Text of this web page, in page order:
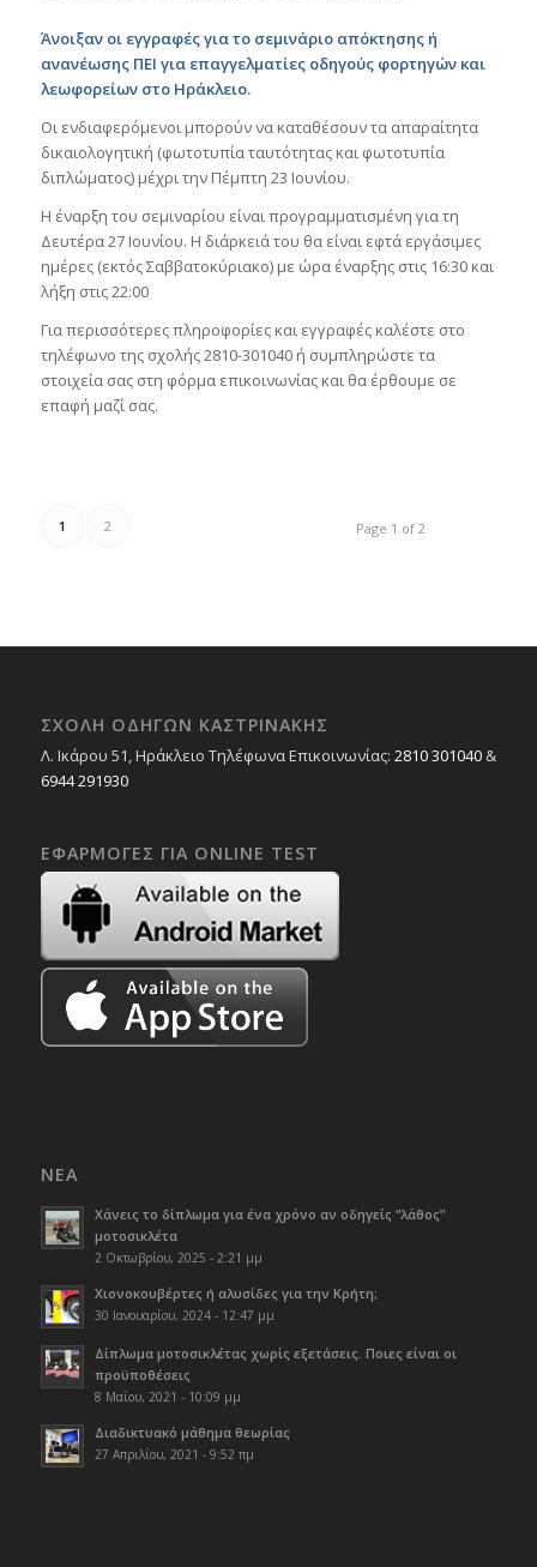
Άνοιξαν οι εγγραφές για το σεμινάριο απόκτησης ή
ανανέωσης ΠΕΙ για επαγγελματίες οδηγούς φορτηγών και
λεωφορείων στο Ηράκλειο.
Οι ενδιαφερόμενοι μπορούν να καταθέσουν τα απαραίτητα
δικαιολογητική (φωτοτυπία ταυτότητας και φωτοτυπία
διπλώματος) μέχρι την Πέμπτη 23 Ιουνίου.
Η έναρξη του σεμιναρίου είναι προγραμματισμένη για τη
Δευτέρα 27 Ιουνίου. Η διάρκειά του θα είναι εφτά εργάσιμες
ημέρες (εκτός Σαββατοκύριακο) με ώρα έναρξης στις 16:30 και
λήξη στις 22:00
Για περισσότερες πληροφορίες και εγγραφές καλέστε στο
τηλέφωνο της σχολής 2810-301040 ή συμπληρώστε τα
στοιχεία σας στη φόρμα επικοινωνίας και θα έρθουμε σε
επαφή μαζί σας.
Page 1 of 2
1 2
ΣΧΟΛΉ ΟΔΗΓΏΝ ΚΑΣΤΡΙΝΆΚΗΣ
Λ. Ικάρου 51, Ηράκλειο Τηλέφωνα Επικοινωνίας: 2810 301040&
6944 291930
ΕΦΑΡΜΟΓΈΣ ΓΙΑ ONLINE TEST
ΝΈΑ
Χάνεις το δίπλωμα για ένα χρόνο αν οδηγείς “λάθος”
μοτοσικλέτα
2 Οκτωβρίου, 2025 - 2:21 μμ
Χιονοκουβέρτες ή αλυσίδες για την Κρήτη;
30 Ιανουαρίου, 2024 - 12:47 μμ
Δίπλωμα μοτοσικλέτας χωρίς εξετάσεις. Ποιες είναι οι
προϋποθέσεις
8 Μαΐου, 2021 - 10:09 μμ
Διαδικτυακό μάθημα θεωρίας
27 Απριλίου, 2021 - 9:52 πμ